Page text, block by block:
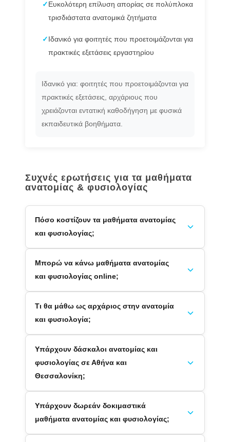
✓ Ευκολότερη επίλυση απορίας σε πολύπλοκα
τρισδιάστατα ανατομικά ζητήματα
✓ Ιδανικό για φοιτητές που προετοιμάζονται για
πρακτικές εξετάσεις εργαστηρίου
Ιδανικό για: φοιτητές που προετοιμάζονται για
πρακτικές εξετάσεις, αρχάριους που
χρειάζονται εντατική καθοδήγηση με φυσικά
εκπαιδευτικά βοηθήματα.
Συχνές ερωτήσεις για τα μαθήματα
ανατομίας & φυσιολογίας
Πόσο κοστίζουν τα μαθήματα ανατομίας
και φυσιολογίας;
Μπορώ να κάνω μαθήματα ανατομίας
και φυσιολογίας online;
Τι θα μάθω ως αρχάριος στην ανατομία
και φυσιολογία;
Υπάρχουν δάσκαλοι ανατομίας και
φυσιολογίας σε Αθήνα και
Θεσσαλονίκη;
Υπάρχουν δωρεάν δοκιμαστικά
μαθήματα ανατομίας και φυσιολογίας;